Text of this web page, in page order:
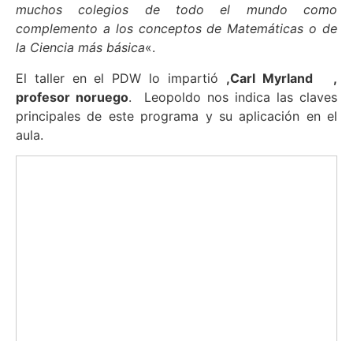
muchos colegios de todo el mundo como
complemento a los conceptos de Matemáticas o de
la Ciencia más básica«.
El taller en el PDW lo impartió ,Carl Myrland ,
profesor noruego. Leopoldo nos indica las claves
principales de este programa y su aplicación en el
aula.